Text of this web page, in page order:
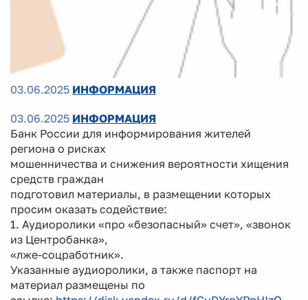
03.06.2025 ИНФОРМАЦИЯ
03.06.2025 ИНФОРМАЦИЯ
Банк России для информирования жителей
региона о рисках
мошенничества и снижения вероятности хищения
средств граждан
подготовил материалы, в размещении которых
просим оказать содействие:
1. Аудиоролики «про «безопасный» счет», «звонок
из Центробанка»,
«лже-соцработник».
Указанные аудиоролики, а также паспорт на
материал размещены по